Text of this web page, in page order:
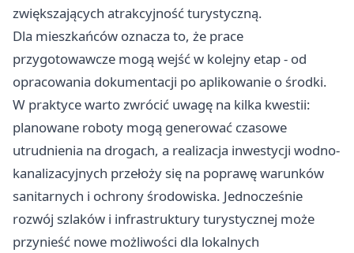
zwiększających atrakcyjność turystyczną.
Dla mieszkańców oznacza to, że prace
przygotowawcze mogą wejść w kolejny etap - od
opracowania dokumentacji po aplikowanie o środki.
W praktyce warto zwrócić uwagę na kilka kwestii:
planowane roboty mogą generować czasowe
utrudnienia na drogach, a realizacja inwestycji wodno-
kanalizacyjnych przełoży się na poprawę warunków
sanitarnych i ochrony środowiska. Jednocześnie
rozwój szlaków i infrastruktury turystycznej może
przynieść nowe możliwości dla lokalnych